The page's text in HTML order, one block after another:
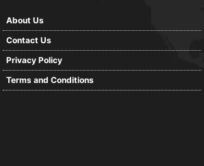
About Us
Contact Us
Privacy Policy
Terms and Conditions